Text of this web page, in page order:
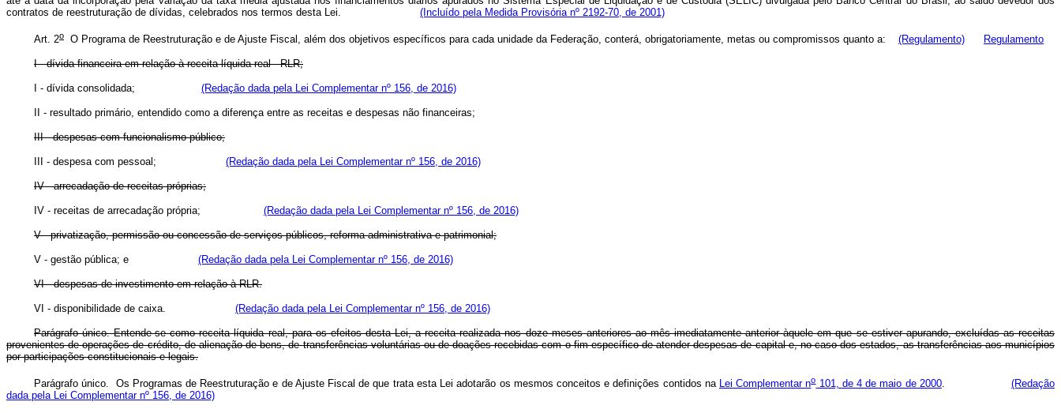
contratos de reestruturação de dívidas, celebrados nos termos desta Lei. (Incluído pela Medida Provisória nº 2192-70, de 2001)
Art. 2o O Programa de Reestruturação e de Ajuste Fiscal, além dos objetivos específicos para cada unidade da Federação, conterá, obrigatoriamente, metas ou compromissos quanto a: (Regulamento) Regulamento
I - dívida financeira em relação à receita líquida real - RLR;
I - dívida consolidada; (Redação dada pela Lei Complementar nº 156, de 2016)
II - resultado primário, entendido como a diferença entre as receitas e despesas não financeiras;
III - despesas com funcionalismo público;
III - despesa com pessoal; (Redação dada pela Lei Complementar nº 156, de 2016)
IV - arrecadação de receitas próprias;
IV - receitas de arrecadação própria; (Redação dada pela Lei Complementar nº 156, de 2016)
V - privatização, permissão ou concessão de serviços públicos, reforma administrativa e patrimonial;
V - gestão pública; e (Redação dada pela Lei Complementar nº 156, de 2016)
VI - despesas de investimento em relação à RLR.
VI - disponibilidade de caixa. (Redação dada pela Lei Complementar nº 156, de 2016)
Parágrafo único. Entende-se como receita líquida real, para os efeitos desta Lei, a receita realizada nos doze meses anteriores ao mês imediatamente anterior àquele em que se estiver apurando, excluídas as receitas
provenientes de operações de crédito, de alienação de bens, de transferências voluntárias ou de doações recebidas com o fim específico de atender despesas de capital e, no caso dos estados, as transferências aos municípios
por participações constitucionais e legais.
Parágrafo único. Os Programas de Reestruturação e de Ajuste Fiscal de que trata esta Lei adotarão os mesmos conceitos e definições contidos na Lei Complementar no101, de 4 de maio de 2000.(Redação
dada pela Lei Complementar nº 156, de 2016)